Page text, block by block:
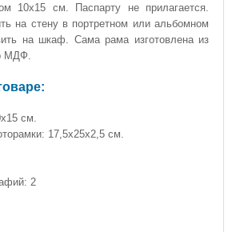
10x15 см. Паспарту не прилагается.
на стену в портретном или альбомном
на шкаф. Сама рама изготовлена ​​из
МДФ.
см.
17,5x25x2,5 см.
2